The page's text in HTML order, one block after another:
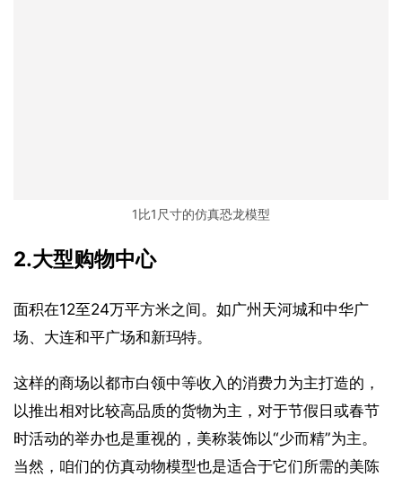
1比1尺寸的仿真恐龙模型
2.大型购物中心
面积在12至24万平方米之间。如广州天河城和中华广
场、大连和平广场和新玛特。
这样的商场以都市白领中等收入的消费力为主打造的，
以推出相对比较高品质的货物为主，对于节假日或春节
时活动的举办也是重视的，美称装饰以“少而精”为主。
当然，咱们的仿真动物模型也是适合于它们所需的美陈